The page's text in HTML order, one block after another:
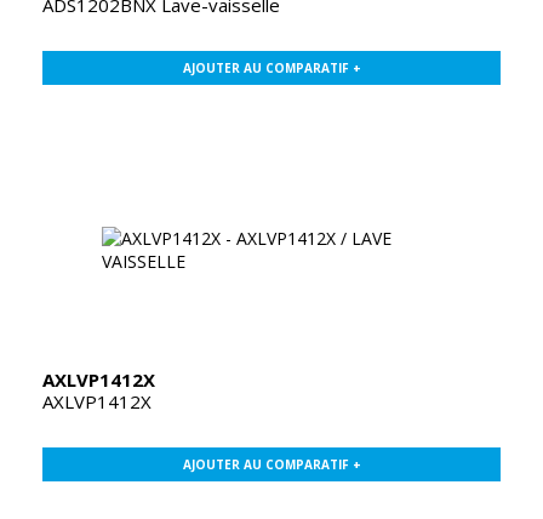
ADS1202BNX Lave-vaisselle
AJOUTER AU COMPARATIF +
AXLVP1412X
AXLVP1412X
AJOUTER AU COMPARATIF +